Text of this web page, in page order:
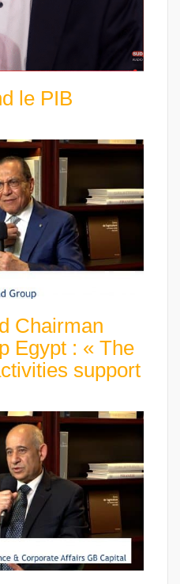
le PIB
Chairman
Egypt : « The
support